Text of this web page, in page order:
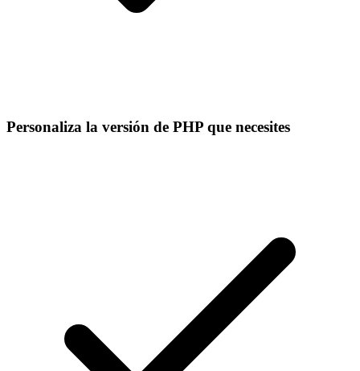
Personaliza la versión de PHP que necesites